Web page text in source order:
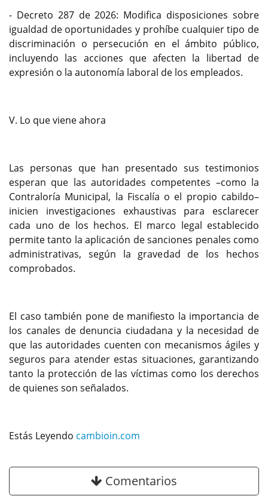
- Decreto 287 de 2026: Modifica disposiciones sobre
igualdad de oportunidades y prohíbe cualquier tipo de
discriminación o persecución en el ámbito público,
incluyendo las acciones que afecten la libertad de
expresión o la autonomía laboral de los empleados.
V. Lo que viene ahora
Las personas que han presentado sus testimonios
esperan que las autoridades competentes –como la
Contraloría Municipal, la Fiscalía o el propio cabildo–
inicien investigaciones exhaustivas para esclarecer
cada uno de los hechos. El marco legal establecido
permite tanto la aplicación de sanciones penales como
administrativas, según la gravedad de los hechos
comprobados.
El caso también pone de manifiesto la importancia de
los canales de denuncia ciudadana y la necesidad de
que las autoridades cuenten con mecanismos ágiles y
seguros para atender estas situaciones, garantizando
tanto la protección de las víctimas como los derechos
de quienes son señalados.
Estás Leyendo cambioin.com
Comentarios